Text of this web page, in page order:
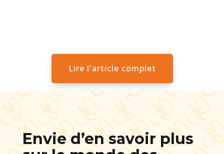
Lire l'article complet
Envie d’en savoir plus